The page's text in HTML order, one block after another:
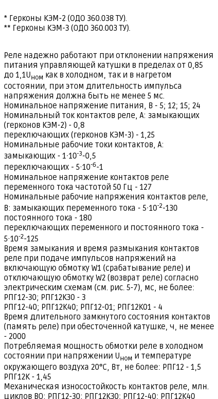
* Герконы КЭМ-2 (ОДО 360.038 ТУ).
** Герконы КЭМ-3 (ОДО 360.003 ТУ).
Реле надежно работают при отклонении напряжения
питания управляющей катушки в пределах от 0,85
до 1,1Uном как в холодном, так и в нагретом
состоянии, при этом длительность импульса
напряжения должна быть не менее 5 мс.
Номинальное напряжение питания, В - 5; 12; 15; 24
Номинальный ток контактов реле, А: замыкающих
(герконов КЭМ-2) - 0,8
переключающих (герконов КЭМ-3) - 1,25
Номинальные рабочие токи контактов, А:
замыкающих - 1·10-3-0,5
переключающих - 5·10-6-1
Номинальное напряжение контактов реле
переменного тока частотой 50 Гц - 127
Номинальные рабочие напряжения контактов реле,
В: замыкающих переменного тока - 5·10-2-130
постоянного тока - 180
переключающих переменного и постоянного тока -
5·10-2-125
Время замыкания и время размыкания контактов
реле при подаче импульсов напряжений на
включающую обмотку W1 (срабатывание реле) и
отключающую обмотку W2 (возврат реле) согласно
электрическим схемам (см. рис. 5-7), мс, не более:
РПГ12-30; РПГ12К30 - 3
РПГ12-40; РПГ12К40; РПГ12-01; РПГ12К01 - 4
Время длительного замкнутого состояния контактов
(память реле) при обесточенной катушке, ч, не менее
- 2000
Потребляемая мощность обмотки реле в холодном
состоянии при напряжении Uном и температуре
окружающего воздуха 20°С, Вт, не более: РПГ12 - 1,5
РПГ12К - 1,45
Механическая износостойкость контактов реле, млн.
циклов ВО: РПГ12-30; РПГ12К30; РПГ12-40; РПГ12К40